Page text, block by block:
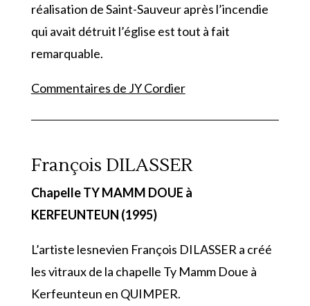
réalisation de Saint-Sauveur après l’incendie
qui avait détruit l’église est tout à fait
remarquable.
Commentaires de JY Cordier
François DILASSER
Chapelle TY MAMM DOUE à
KERFEUNTEUN (1995)
L’artiste lesnevien François DILASSER a créé
les vitraux de la chapelle Ty Mamm Doue à
Kerfeunteun en QUIMPER.